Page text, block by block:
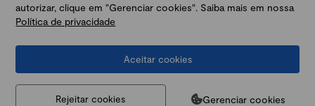
Av. Brigadeiro Faria Lima, 3447, 9 andar - sala 11 - Itaim Bibi - São Paulo, SP, 04538-133,
Prevenção a golpes e fraudes|Regulamentos
autorizar, clique em "Gerenciar cookies". Saiba mais em nossa
Política de privacidade
Gerenciar cookies
Aceitar cookies
Rejeitar cookies